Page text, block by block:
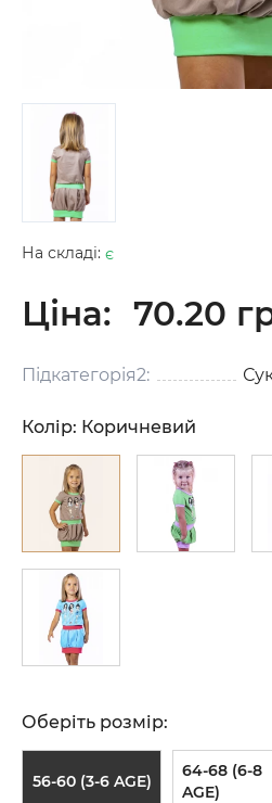
На складі: є
Ціна: 70.20
Підкатегорія2:
Колір: Коричневий
Оберіть розмір:
56-60 (3-6 AGE)
64-68 (6-8
AGE)